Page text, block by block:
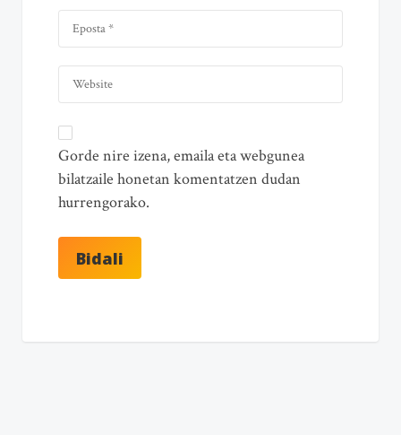
Gorde nire izena, emaila eta webgunea
bilatzaile honetan komentatzen dudan
hurrengorako.